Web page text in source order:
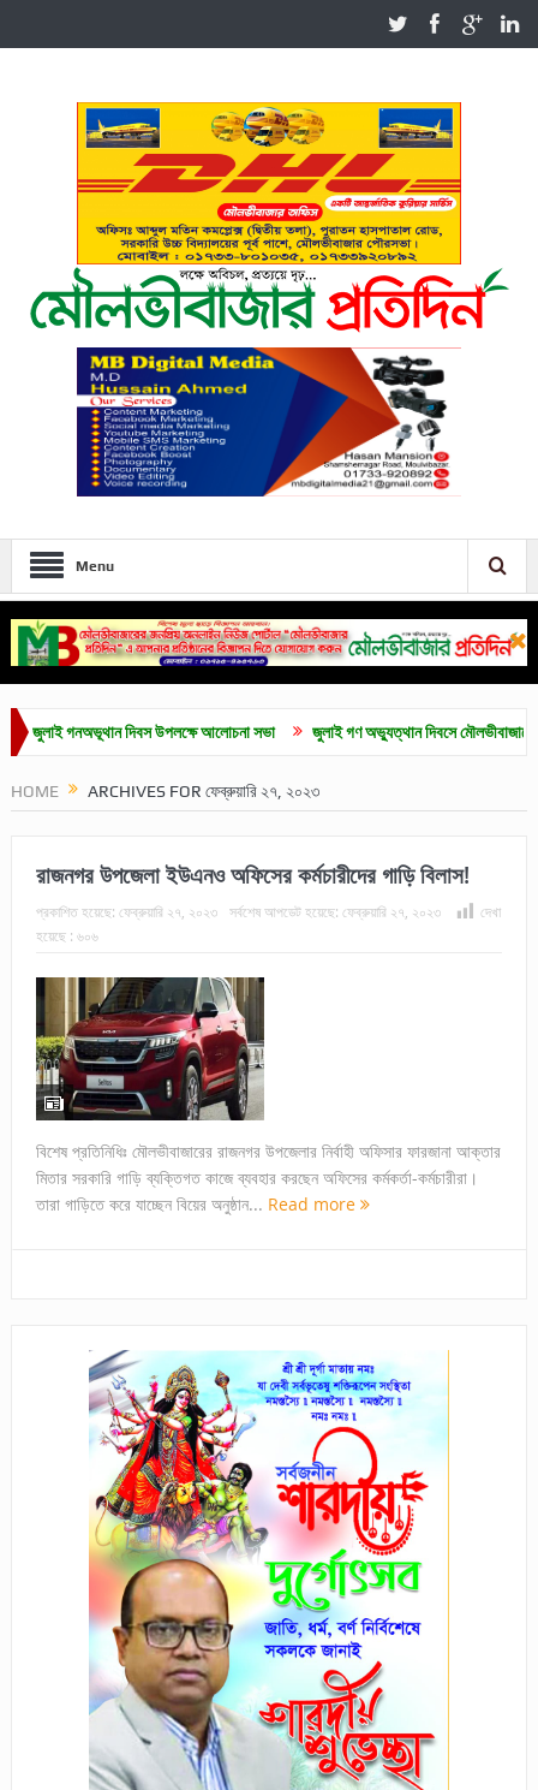
Menu
গনঅভূথান দিবস উপলক্ষে আলোচনা সভা জুলাই গণ অভ্যুত্থান দিবসে মৌলভীবাজারে নানা
HOME ARCHIVES FOR ফেব্রুয়ারি ২৭, ২০২৩
রাজনগর উপজেলা ইউএনও অফিসের কর্মচারীদের গাড়ি বিলাস!
প্রকাশিত হয়েছে: ফেব্রুয়ারি ২৭, ২০২৩ সর্বশেষ আপডেট হয়েছে: ফেব্রুয়ারি ২৭, ২০২৩
দেখা
হয়েছে : ৬০৬
বিশেষ প্রতিনিধিঃ মৌলভীবাজারের রাজনগর উপজেলার নির্বাহী অফিসার ফারজানা আক্তার
মিতার সরকারি গাড়ি ব্যক্তিগত কাজে ব্যবহার করছেন অফিসের কর্মকর্তা-কর্মচারীরা।
তারা গাড়িতে করে যাচ্ছেন বিয়ের অনুষ্ঠান... Read more